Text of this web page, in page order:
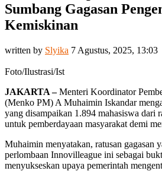
Sumbang Gagasan
Kemiskinan
written by Slyika 7 Agustus, 2025, 13:03
Foto/Ilustrasi/Ist
JAKARTA –Menteri Koordinator
(Menko PM) A Muhaimin Iskandar
yang disampaikan 1.894 mahasiswa dari
untuk pemberdayaan masyarakat demi
Muhaimin menyatakan, ratusan gagasan
perlombaan Innovilleague ini sebagai
menyukseskan upaya pemerintah